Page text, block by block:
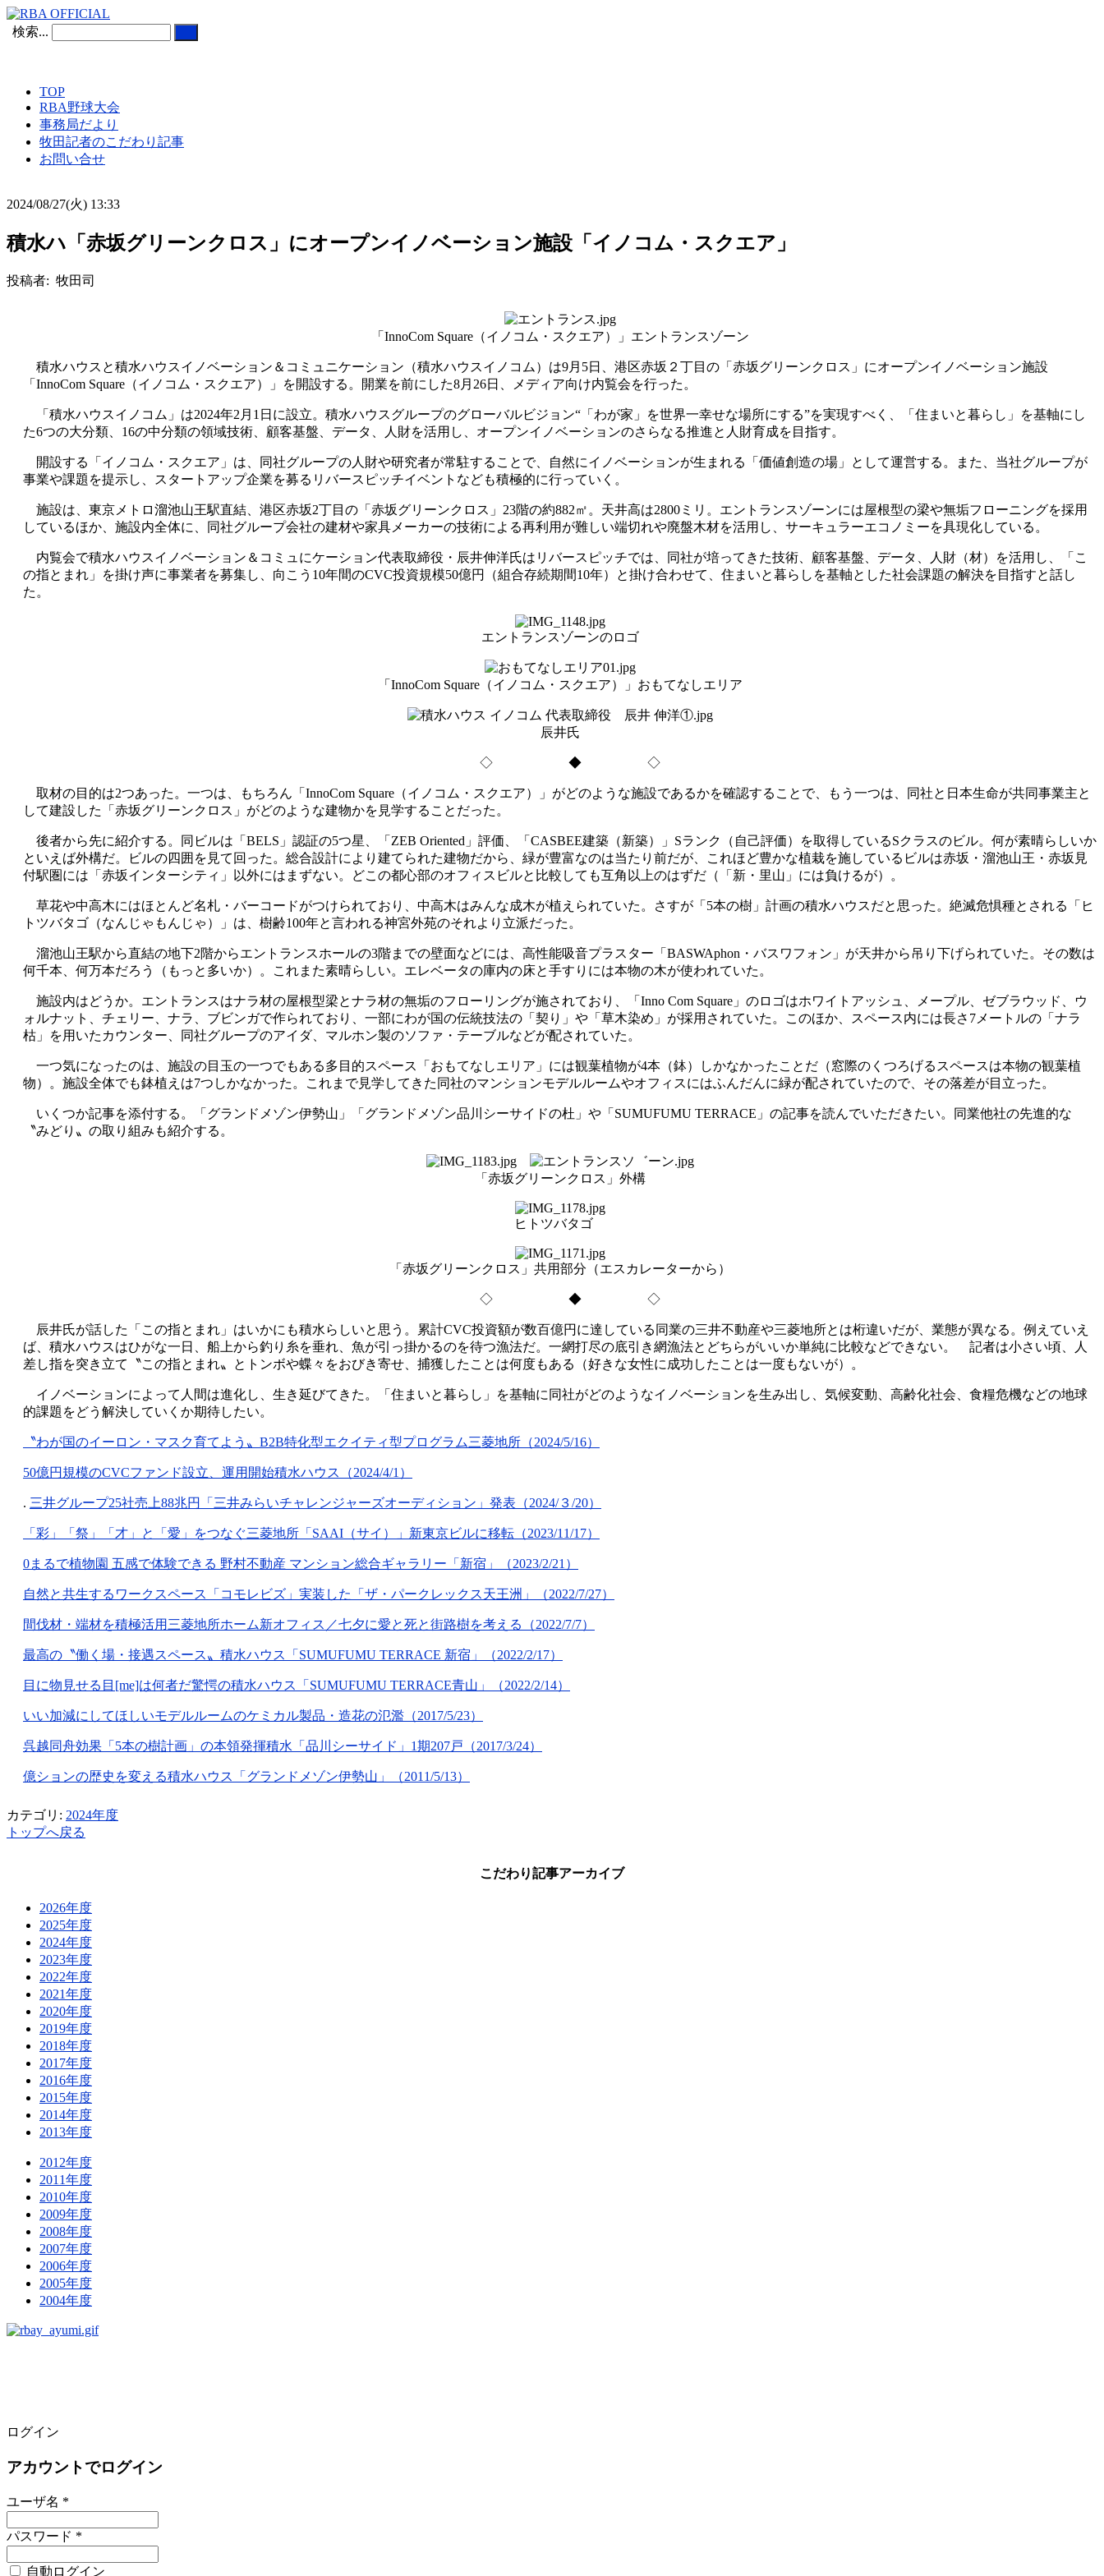
検索...
TOP
RBA野球大会
事務局だより
牧田記者のこだわり記事
お問い合せ
2024/08/27(火) 13:33
積水ハ「赤坂グリーンクロス」にオープンイノベーション施設「イノコム・スクエア」
投稿者: 牧田司
「InnoCom Square（イノコム・スクエア）」エントランスゾーン
積水ハウスと積水ハウスイノベーション＆コミュニケーション（積水ハウスイノコム）は9月5日、港区赤坂２丁目の「赤坂グリーンクロス」にオープンイノベーション施設
「InnoCom Square（イノコム・スクエア）」を開設する。開業を前にした8月26日、メディア向け内覧会を行った。
「積水ハウスイノコム」は2024年2月1日に設立。積水ハウスグループのグローバルビジョン“「わが家」を世界一幸せな場所にする”を実現すべく、「住まいと暮らし」を基軸にし
た6つの大分類、16の中分類の領域技術、顧客基盤、データ、人財を活用し、オープンイノベーションのさらなる推進と人財育成を目指す。
開設する「イノコム・スクエア」は、同社グループの人財や研究者が常駐することで、自然にイノベーションが生まれる「価値創造の場」として運営する。また、当社グループが
事業や課題を提示し、スタートアップ企業を募るリバースピッチイベントなども積極的に行っていく。
施設は、東京メトロ溜池山王駅直結、港区赤坂2丁目の「赤坂グリーンクロス」23階の約882㎡。天井高は2800ミリ。エントランスゾーンには屋根型の梁や無垢フローニングを採用
しているほか、施設内全体に、同社グループ会社の建材や家具メーカーの技術による再利用が難しい端切れや廃盤木材を活用し、サーキュラーエコノミーを具現化している。
内覧会で積水ハウスイノベーション＆コミュにケーション代表取締役・辰井伸洋氏はリバースピッチでは、同社が培ってきた技術、顧客基盤、データ、人財（材）を活用し、「こ
の指とまれ」を掛け声に事業者を募集し、向こう10年間のCVC投資規模50億円（組合存続期間10年）と掛け合わせて、住まいと暮らしを基軸とした社会課題の解決を目指すと話し
た。
エントランスゾーンのロゴ
「InnoCom Square（イノコム・スクエア）」おもてなしエリア
辰井氏
◇ ◆ ◇
取材の目的は2つあった。一つは、もちろん「InnoCom Square（イノコム・スクエア）」がどのような施設であるかを確認することで、もう一つは、同社と日本生命が共同事業主と
して建設した「赤坂グリーンクロス」がどのような建物かを見学することだった。
後者から先に紹介する。同ビルは「BELS」認証の5つ星、「ZEB Oriented」評価、「CASBEE建築（新築）」Sランク（自己評価）を取得しているSクラスのビル。何が素晴らしいか
といえば外構だ。ビルの四囲を見て回った。総合設計により建てられた建物だから、緑が豊富なのは当たり前だが、これほど豊かな植栽を施しているビルは赤坂・溜池山王・赤坂見
付駅圏には「赤坂インターシティ」以外にはまずない。どこの都心部のオフィスビルと比較しても互角以上のはずだ（「新・里山」には負けるが）。
草花や中高木にはほとんど名札・バーコードがつけられており、中高木はみんな成木が植えられていた。さすが「5本の樹」計画の積水ハウスだと思った。絶滅危惧種とされる「ヒ
トツバタゴ（なんじゃもんじゃ）」は、樹齢100年と言われる神宮外苑のそれより立派だった。
溜池山王駅から直結の地下2階からエントランスホールの3階までの壁面などには、高性能吸音プラスター「BASWAphon・バスワフォン」が天井から吊り下げられていた。その数は
何千本、何万本だろう（もっと多いか）。これまた素晴らしい。エレベータの庫内の床と手すりには本物の木が使われていた。
施設内はどうか。エントランスはナラ材の屋根型梁とナラ材の無垢のフローリングが施されており、「Inno Com Square」のロゴはホワイトアッシュ、メープル、ゼブラウッド、ウ
ォルナット、チェリー、ナラ、ブビンガで作られており、一部にわが国の伝統技法の「契り」や「草木染め」が採用されていた。このほか、スペース内には長さ7メートルの「ナラ
枯」を用いたカウンター、同社グループのアイダ、マルホン製のソファ・テーブルなどが配されていた。
一つ気になったのは、施設の目玉の一つでもある多目的スペース「おもてなしエリア」には観葉植物が4本（鉢）しかなかったことだ（窓際のくつろげるスペースは本物の観葉植
物）。施設全体でも鉢植えは7つしかなかった。これまで見学してきた同社のマンションモデルルームやオフィスにはふんだんに緑が配されていたので、その落差が目立った。
いくつか記事を添付する。「グランドメゾン伊勢山」「グランドメゾン品川シーサイドの杜」や「SUMUFUMU TERRACE」の記事を読んでいただきたい。同業他社の先進的な
〝みどり〟の取り組みも紹介する。
「赤坂グリーンクロス」外構
ヒトツバタゴ
「赤坂グリーンクロス」共用部分（エスカレーターから）
◇ ◆ ◇
辰井氏が話した「この指とまれ」はいかにも積水らしいと思う。累計CVC投資額が数百億円に達している同業の三井不動産や三菱地所とは桁違いだが、業態が異なる。例えていえ
ば、積水ハウスはひがな一日、船上から釣り糸を垂れ、魚が引っ掛かるのを待つ漁法だ。一網打尽の底引き網漁法とどちらがいいか単純に比較などできない。 記者は小さい頃、人
差し指を突き立て〝この指とまれ〟とトンボや蝶々をおびき寄せ、捕獲したことは何度もある（好きな女性に成功したことは一度もないが）。
イノベーションによって人間は進化し、生き延びてきた。「住まいと暮らし」を基軸に同社がどのようなイノベーションを生み出し、気候変動、高齢化社会、食糧危機などの地球
的課題をどう解決していくか期待したい。
〝わが国のイーロン・マスク育てよう〟B2B特化型エクイティ型プログラム三菱地所（2024/5/16）
50億円規模のCVCファンド設立、運用開始積水ハウス（2024/4/1）
. 三井グループ25社売上88兆円「三井みらいチャレンジャーズオーディション」発表（2024/３/20）
「彩」「祭」「才」と「愛」をつなぐ三菱地所「SAAI（サイ）」新東京ビルに移転（2023/11/17）
0まるで植物園 五感で体験できる 野村不動産 マンション総合ギャラリー「新宿」（2023/2/21）
自然と共生するワークスペース「コモレビズ」実装した「ザ・パークレックス天王洲」（2022/7/27）
間伐材・端材を積極活用三菱地所ホーム新オフィス／七夕に愛と死と街路樹を考える（2022/7/7）
最高の〝働く場・接遇スペース〟積水ハウス「SUMUFUMU TERRACE 新宿」（2022/2/17）
目に物見せる目[me]は何者だ驚愕の積水ハウス「SUMUFUMU TERRACE青山」（2022/2/14）
いい加減にしてほしいモデルルームのケミカル製品・造花の氾濫（2017/5/23）
呉越同舟効果「5本の樹計画」の本領発揮積水「品川シーサイド」1期207戸（2017/3/24）
億ションの歴史を変える積水ハウス「グランドメゾン伊勢山」（2011/5/13）
カテゴリ: 2024年度
トップへ戻る
こだわり記事アーカイブ
2026年度
2025年度
2024年度
2023年度
2022年度
2021年度
2020年度
2019年度
2018年度
2017年度
2016年度
2015年度
2014年度
2013年度
2012年度
2011年度
2010年度
2009年度
2008年度
2007年度
2006年度
2005年度
2004年度
ログイン
アカウントでログイン
ユーザ名 *
パスワード *
自動ログイン